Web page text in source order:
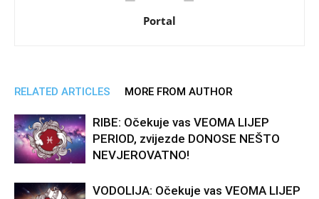
Portal
RELATED ARTICLES MORE FROM AUTHOR
RIBE: Očekuje vas VEOMA LIJEP
PERIOD, zvijezde DONOSE NEŠTO
NEVJEROVATNO!
VODOLIJA: Očekuje vas VEOMA LIJEP